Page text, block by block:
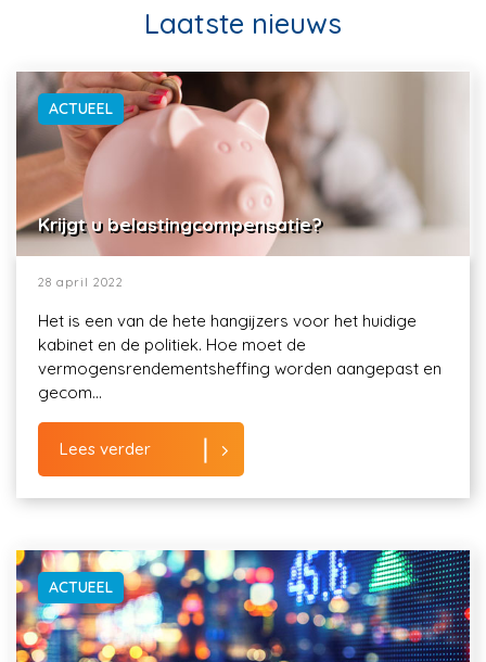
Laatste nieuws
ACTUEEL
Krijgt u belastingcompensatie?
28 april 2022
Het is een van de hete hangijzers voor het huidige
kabinet en de politiek. Hoe moet de
vermogensrendementsheffing worden aangepast en
gecom...
Lees verder
ACTUEEL